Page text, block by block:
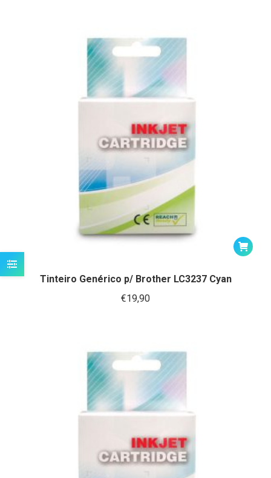
Tinteiro Genérico p/ Brother LC3237 Cyan
€19,90